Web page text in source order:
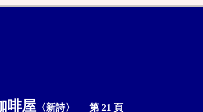
啡屋 〈新詩〉
第 21 頁